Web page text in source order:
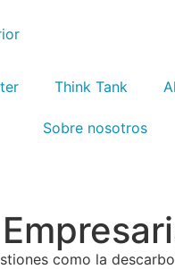
Think Tank
Sobre nosotros
como la